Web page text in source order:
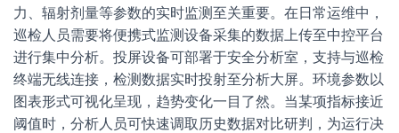
力、辐射剂量等参数的实时监测至关重要。在日常运维中，
巡检人员需要将便携式监测设备采集的数据上传至中控平台
进行集中分析。投屏设备可部署于安全分析室，支持与巡检
终端无线连接，检测数据实时投射至分析大屏。环境参数以
图表形式可视化呈现，趋势变化一目了然。当某项指标接近
阈值时，分析人员可快速调取历史数据对比研判，为运行决